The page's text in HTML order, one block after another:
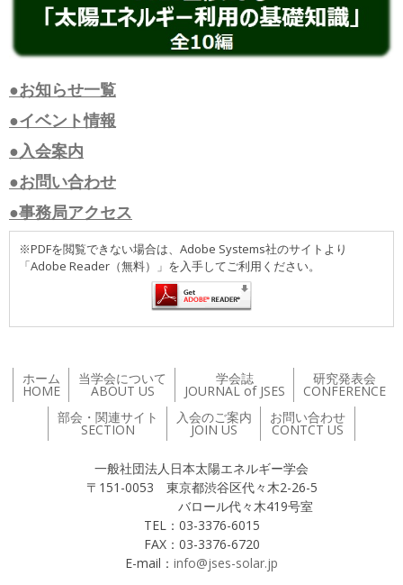
●お知らせ一覧
●イベント情報
●入会案内
●お問い合わせ
●事務局アクセス
※PDFを閲覧できない場合は、Adobe Systems社のサイトより
「Adobe Reader（無料）」を入手してご利用ください。
ホーム
HOME
当学会について
ABOUT US
学会誌
JOURNAL of JSES
研究発表会
CONFERENCE
部会・関連サイト
SECTION
入会のご案内
JOIN US
お問い合わせ
CONTCT US
一般社団法人日本太陽エネルギー学会
〒151-0053 東京都渋谷区代々木2-26-5
バロール代々木419号室
TEL：03-3376-6015
FAX：03-3376-6720
E-mail： info@jses-solar.jp